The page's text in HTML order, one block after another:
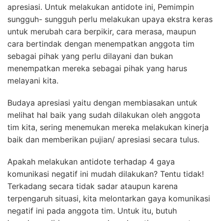
apresiasi. Untuk melakukan antidote ini, Pemimpin
sungguh- sungguh perlu melakukan upaya ekstra keras
untuk merubah cara berpikir, cara merasa, maupun
cara bertindak dengan menempatkan anggota tim
sebagai pihak yang perlu dilayani dan bukan
menempatkan mereka sebagai pihak yang harus
melayani kita.
Budaya apresiasi yaitu dengan membiasakan untuk
melihat hal baik yang sudah dilakukan oleh anggota
tim kita, sering menemukan mereka melakukan kinerja
baik dan memberikan pujian/ apresiasi secara tulus.
Apakah melakukan antidote terhadap 4 gaya
komunikasi negatif ini mudah dilakukan? Tentu tidak!
Terkadang secara tidak sadar ataupun karena
terpengaruh situasi, kita melontarkan gaya komunikasi
negatif ini pada anggota tim. Untuk itu, butuh